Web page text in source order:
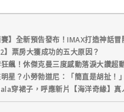
】全新預告發布！IMAX打造神話冒
】票房大獲成功的五大原因？
狂飆！休傑克曼三度感動落淚大讚超
星？小勞勃道尼：「簡直是胡扯！」
穿裙子，呼應新片【海洋奇緣】真